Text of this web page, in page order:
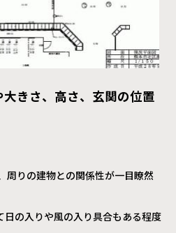
きさ、高さ、玄関の位置
周りの建物との関係性が一目瞭然
日の入りや風の入り具合もある程度